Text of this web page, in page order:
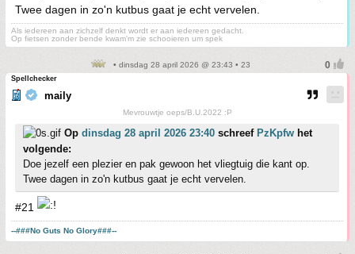
Twee dagen in zo'n kutbus gaat je echt vervelen.
Als iedereen aan zichzelf denkt wordt er aan iedereen gedacht.
Op fietsen zonder bende kwam'm zie schooieren um spek
• dinsdag 28 april 2026 @ 23:43 • 23
Spellchecker
maily
Mevrouwtje oeps/B.U.2022 :P
Op dinsdag 28 april 2026 23:40 schreef PzKpfw het
volgende:
Doe jezelf een plezier en pak gewoon het vliegtuig die kant op.
Twee dagen in zo'n kutbus gaat je echt vervelen.
#21
--###No Guts No Glory###--